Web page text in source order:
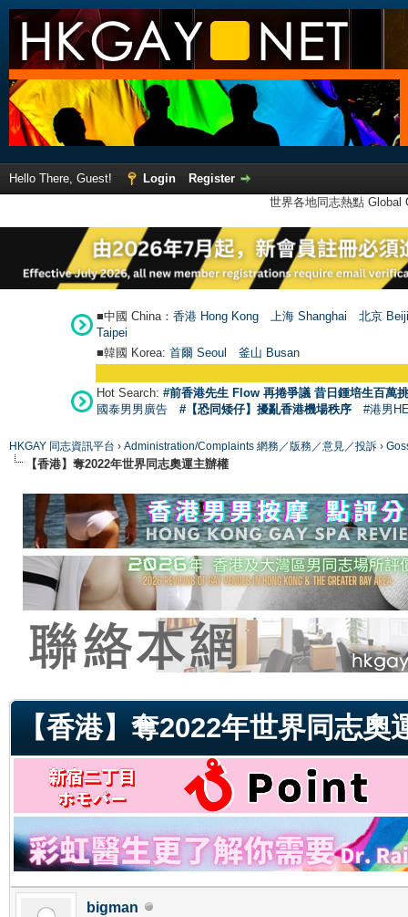
Hello There, Guest! Login
Register
世界各地同志熱點
■中國 China： 香港 Hong Kong 上海 Shanghai
北京
Taipei
■韓國 Korea: 首爾 Seoul 釜山 Busan
Hot Search: #前香港先生 Flow 再捲爭議 昔日鍾培生百萬
國泰男男廣告
#【恐同矮仔】擾亂香港機場秩序 #港男
HKGAY 同志資訊平台 › Administration/Complaints 網務／版務／意見／投訴 ›
【香港】奪2022年世界同志奧運主辦權
【香港】奪2022年世界同志奧
bigman